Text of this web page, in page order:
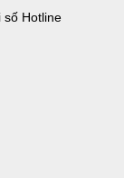
số Hotline